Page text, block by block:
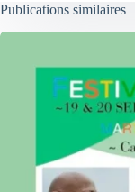
Publications similaires